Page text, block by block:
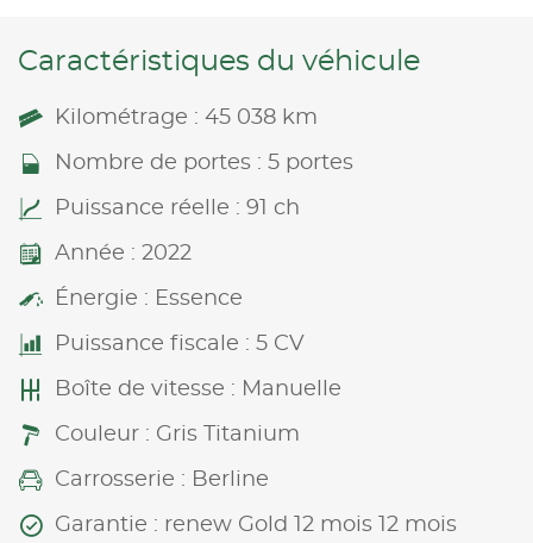
Caractéristiques du véhicule
Kilométrage : 45 038 km
Nombre de portes : 5 portes
Puissance réelle : 91 ch
Année : 2022
Énergie : Essence
Puissance fiscale : 5 CV
Boîte de vitesse : Manuelle
Couleur : Gris Titanium
Carrosserie : Berline
Garantie : renew Gold 12 mois 12 mois